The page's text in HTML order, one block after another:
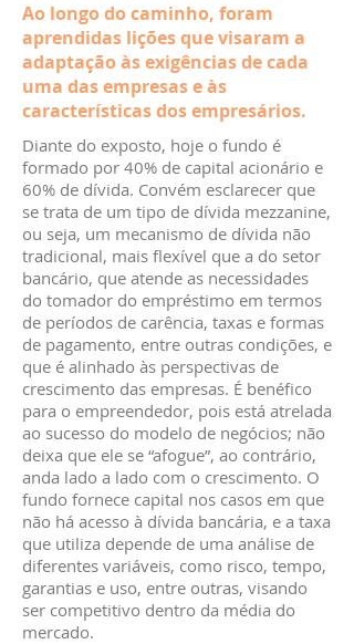
Ao longo do caminho, foram
aprendidas lições que visaram a
adaptação às exigências de cada
uma das empresas e às
características dos empresários.
Diante do exposto, hoje o fundo é
formado por 40% de capital acionário e
60% de dívida. Convém esclarecer que
se trata de um tipo de dívida mezzanine,
ou seja, um mecanismo de dívida não
tradicional, mais flexível que a do setor
bancário, que atende as necessidades
do tomador do empréstimo em termos
de períodos de carência, taxas e formas
de pagamento, entre outras condições, e
que é alinhado às perspectivas de
crescimento das empresas. É benéfico
para o empreendedor, pois está atrelada
ao sucesso do modelo de negócios; não
deixa que ele se “afogue”, ao contrário,
anda lado a lado com o crescimento. O
fundo fornece capital nos casos em que
não há acesso à dívida bancária, e a taxa
que utiliza depende de uma análise de
diferentes variáveis, como risco, tempo,
garantias e uso, entre outras, visando
ser competitivo dentro da média do
mercado.